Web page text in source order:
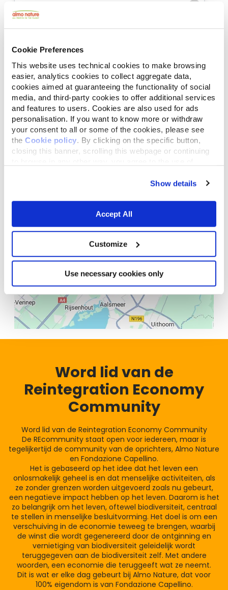
Cookie Preferences
This website uses technical cookies to make browsing
easier, analytics cookies to collect aggregate data,
cookies aimed at guaranteeing the functionality of social
media, and third-party cookies to offer additional services
and features to users. Cookies are also used for ads
personalisation. If you want to know more or withdraw
your consent to all or some of the cookies, please see
the Cookie policy . By clicking on the specific button,
closing this banner, scrolling this webpage or continuing
Show details
Accept All
Customize
Use necessary cookies only
Word lid van de
Reintegration Economy
Community
Word lid van de Reintegration Economy Community
De REcommunity staat open voor iedereen, maar is
tegelijkertijd de community van de oprichters, Almo Nature
en Fondazione Capellino.
Het is gebaseerd op het idee dat het leven een
onlosmakelijk geheel is en dat menselijke activiteiten, als
ze zonder grenzen worden uitgevoerd zoals nu gebeurt,
een negatieve impact hebben op het leven. Daarom is het
zo belangrijk om het leven, oftewel biodiversiteit, centraal
te stellen in menselijke besluitvorming. Het doel is om een
verschuiving in de economie teweeg te brengen, waarbij
de winst die wordt gegenereerd door de ontginning en
vernietiging van biodiversiteit geleidelijk wordt
teruggegeven aan de biodiversiteit zelf. Met andere
woorden, een economie die teruggeeft wat ze neemt.
Dit is wat er elke dag gebeurt bij Almo Nature, dat voor
100% eigendom is van Fondazione Capellino.